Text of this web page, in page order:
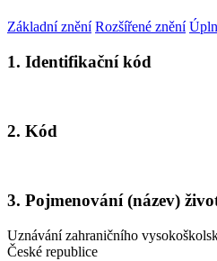
Základní znění Rozšířené znění
1. Identifikační kód
2. Kód
3. Pojmenování (název)
Uznávání zahraničního
České republice